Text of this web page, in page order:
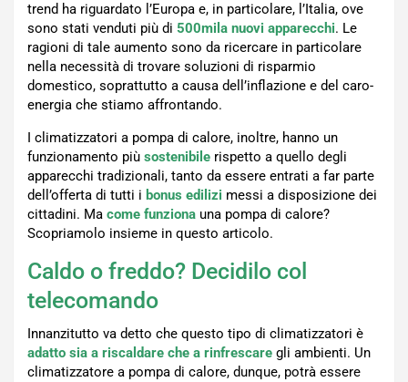
trend ha riguardato l’Europa e, in particolare, l’Italia, ove
sono stati venduti più di 500mila nuovi apparecchi. Le
ragioni di tale aumento sono da ricercare in particolare
nella necessità di trovare soluzioni di risparmio
domestico, soprattutto a causa dell’inflazione e del caro-
energia che stiamo affrontando.
I climatizzatori a pompa di calore, inoltre, hanno un
funzionamento più sostenibile rispetto a quello degli
apparecchi tradizionali, tanto da essere entrati a far parte
dell’offerta di tutti i bonus edilizi messi a disposizione dei
cittadini. Ma come funziona una pompa di calore?
Scopriamolo insieme in questo articolo.
Caldo o freddo? Decidilo col
telecomando
Innanzitutto va detto che questo tipo di climatizzatori è
adatto sia a riscaldare che a rinfrescare gli ambienti. Un
climatizzatore a pompa di calore, dunque, potrà essere